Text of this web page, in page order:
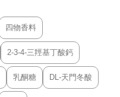
四物香料
2-3-4-三羥基丁酸鈣
乳酮糖 DL-天門冬酸